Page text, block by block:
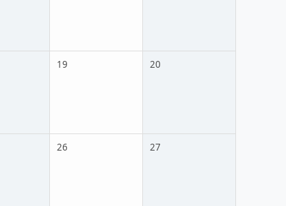
19 20
26 27